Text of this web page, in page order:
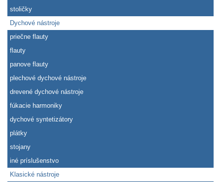
stoličky
Dychové nástroje
priečne flauty
flauty
panove flauty
plechové dychové nástroje
drevené dychové nástroje
fúkacie harmoniky
dychové syntetizátory
plátky
stojany
iné príslušenstvo
Klasické nástroje